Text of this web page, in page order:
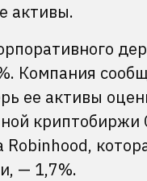
активы.
Компания
ее активы
криптобиржи
— 1,7%.